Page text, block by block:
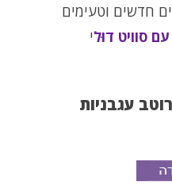
חדשים וטעימים
סוויט דוּלי
עגבניות